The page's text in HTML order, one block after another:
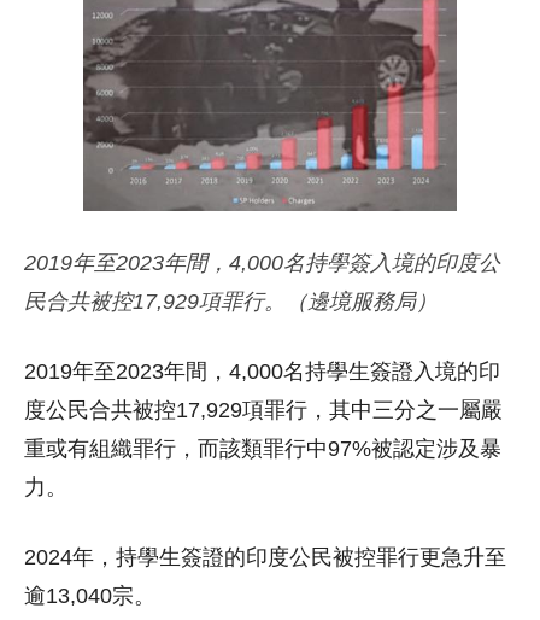
2019年至2023年間，4,000名持學簽入境的印度公
民合共被控17,929項罪行。（邊境服務局）
2019年至2023年間，4,000名持學生簽證入境的印
度公民合共被控17,929項罪行，其中三分之一屬嚴
重或有組織罪行，而該類罪行中97%被認定涉及暴
力。
2024年，持學生簽證的印度公民被控罪行更急升至
逾13,040宗。